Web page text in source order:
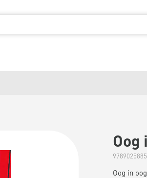
Oog in